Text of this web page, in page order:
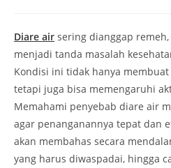
Diare air sering dianggap
menjadi tanda masalah
Kondisi ini tidak hanya
tetapi juga bisa memengaruhi
Memahami penyebab diare air
agar penanganannya tepat dan
akan membahas secara
yang harus diwaspadai, hingga